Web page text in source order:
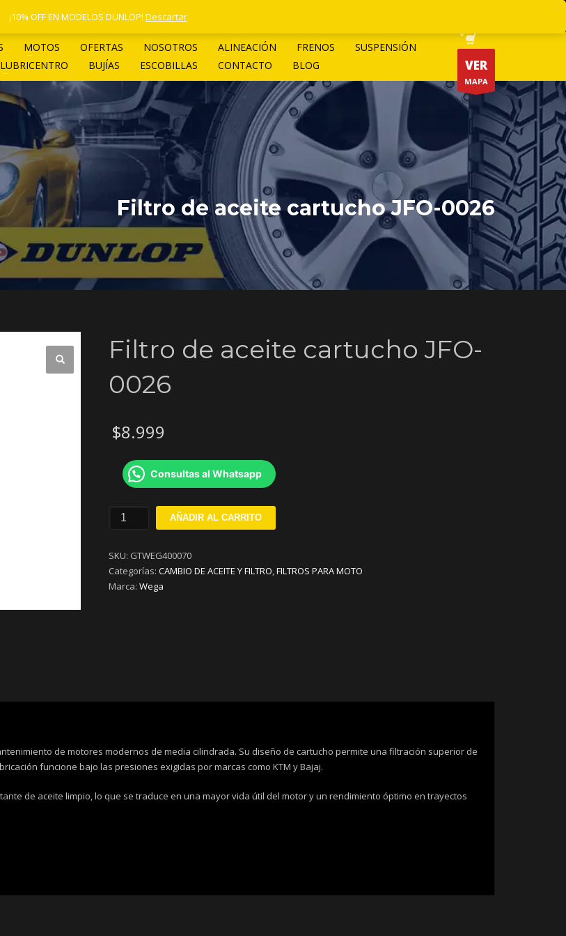
MOTOS OFERTAS NOSOTROS ALINEACIÓN FRENOS
SUSPENSIÓN
LUBRICENTRO BUJÍAS ESCOBILLAS CONTACTO BLOG VER
MAPA
Filtro de aceite cartucho JFO-0026
Filtro de aceite cartucho JFO-
0026
$8.999
Consultas al Whatsapp
Filtro
cartucho
JFO-
0026
AÑADIR AL CARRITO
SKU: GTWEG400070
Categorías: CAMBIO DE ACEITE Y FILTRO,FILTROS PARA MOTO
Marca: Wega
de motores modernos de media cilindrada. Su diseño de cartucho permite una filtración superior de
funcione bajo las presiones exigidas por marcas como KTM y Bajaj.
de aceite limpio, lo que se traduce en una mayor vida útil del motor y un rendimiento óptimo en trayectos
¡10% OFF EN MODELOS DUNLOP! Descartar